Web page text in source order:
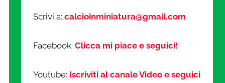
Scrivi a:calcioinminiatura@gmail.com
Facebook:Clicca mi piace e seguici!
Youtube: Iscriviti al canale Video e seguici